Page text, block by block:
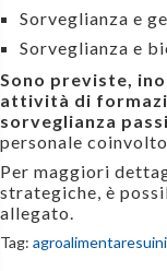
Sorveglianza e
Sorveglianza e
Sono previste,
attività di
sorveglianza
personale
Per maggiori
strategiche, è
allegato.
Tag: agroalimentaresuini